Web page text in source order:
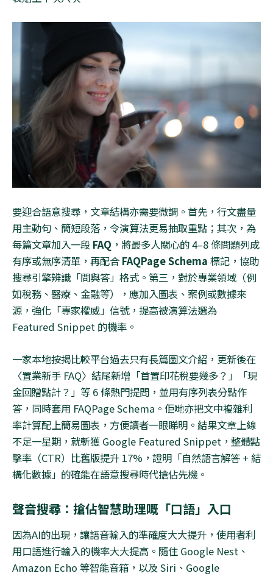
要迎合語意搜尋，文章結構亦需要微調。首先，行文盡量
用主動句、簡短段落，令演算法更易抽取重點；其次，為
每篇文章加入一段 FAQ ，將最多人關心的4–8 條問題列成
有序或無序清單，再配合 FAQPage Schema 標記，協助
搜尋引擎辨識「問與答」格式。第三，對於專業領域（例
如稅務、醫療、金融等），應加入圖表、案例或數據來
源，強化「專家權威」信號，提高被演算法選為
Featured Snippet 的機率。
一家本地按揭比較平台過去只有長篇圖文介紹，更新後在
〈置業新手 FAQ〉 結尾新增「首置印花稅要幾多？」「現
金回贈點計？」等 6 條熱門提問，並用有序列表分點作
答，同時套用 FAQPage Schema 。佢哋亦把文中複雜利
率計算配上簡易圖表，方便讀者一眼睇明。結果文章上線
不足一星期，就斬獲 Google Featured Snippet ，整體點
擊率（CTR）比舊版提升 17% ，證明「自然語言解答 + 結
構化數據」的確能在語意搜尋時代搶佔先機。
聲音搜尋：搶佔智慧助理嘅「口語」入口
因為AI的出現，讓語音輸入的準確度大大提升，使用者利
用口語進行輸入的機率大大提高。隨住 Google Nest 、
Amazon Echo 等智能音箱，以及 Siri 、 Google